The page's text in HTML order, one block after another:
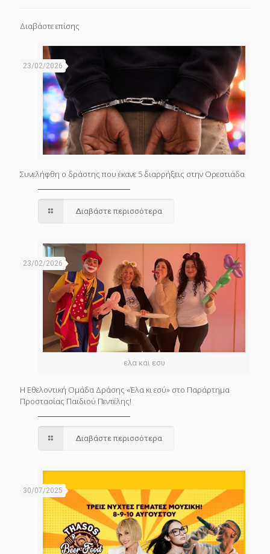
Διαβάστε επίσης
23/02/2026
Συνελήφθη ο δράστης που έκανε 5 διαρρήξεις στην Ορεστιάδα
Διαβάστε περισσότερα
ελα και εσυ
23/02/2026
Η Εθελοντική Ομάδα Δράσης «Έλα κι εσύ» στο Παράρτημα
Προστασίας Παιδιού Πεντέλης!
Διαβάστε περισσότερα
30/07/2025